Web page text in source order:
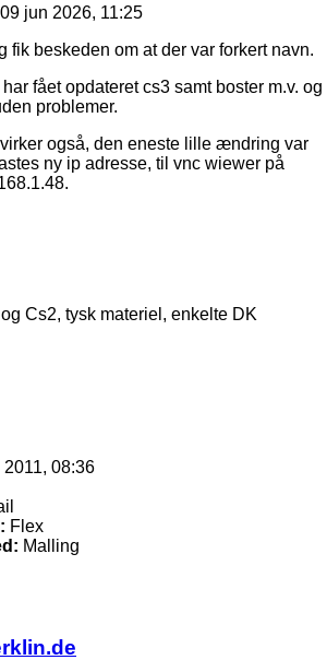
09 jun 2026, 11:25
fik beskeden om at der var forkert navn.
fået opdateret cs3 samt boster m.v. og
problemer.
også, den eneste lille ændring var
ny ip adresse, til vnc wiewer på
Cs2, tysk materiel, enkelte DK
08:36
Flex
Malling